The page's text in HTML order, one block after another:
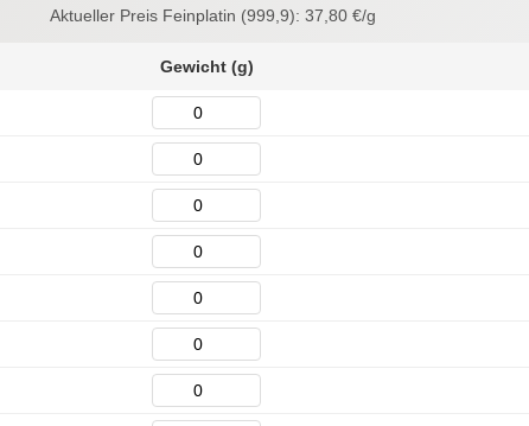
Aktueller Preis Feinplatin (999,9): 37,80€/g
Gewicht (g)